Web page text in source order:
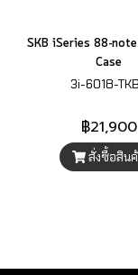
SKB iSeries 88-
Case
3i-6018-
฿21,900
สั่งซื้อสิน